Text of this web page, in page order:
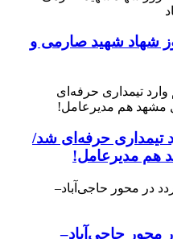
شهاد شهید صارمی و
تیمداری حرفه‌ای شد/
هم مدیرعامل!
محور حاجی‌آباد–